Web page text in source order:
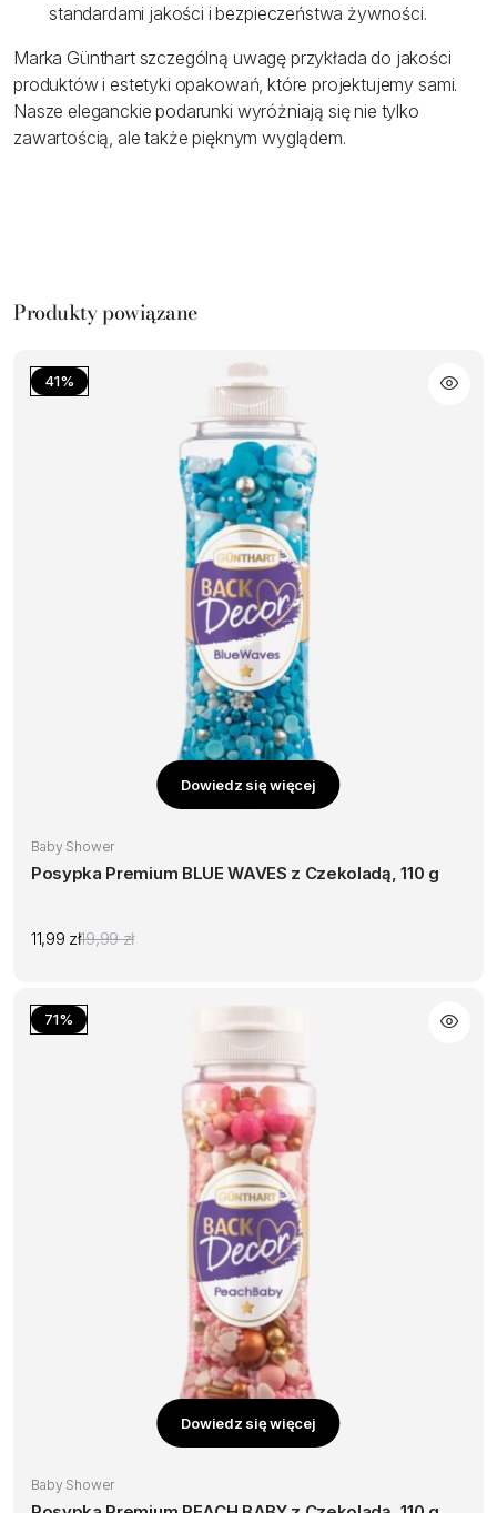
standardami jakości i bezpieczeństwa żywności.
Marka Günthart szczególną uwagę przykłada do jakości
produktów i estetyki opakowań, które projektujemy sami.
Nasze eleganckie podarunki wyróżniają się nie tylko
zawartością, ale także pięknym wyglądem.
Produkty powiązane
41%
Dowiedz się więcej
Baby Shower
Posypka Premium BLUE WAVES z Czekoladą, 110 g
19,99złPierwotna
11,99 zł Aktualna
71%
Dowiedz się więcej
Baby Shower